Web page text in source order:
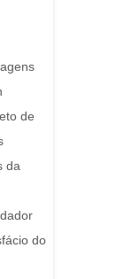
de
da
do